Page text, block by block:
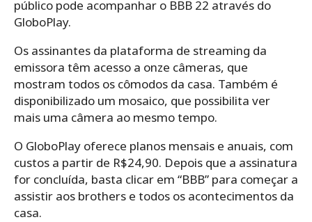
público pode acompanhar o BBB 22 através do
GloboPlay.
Os assinantes da plataforma de streaming da
emissora têm acesso a onze câmeras, que
mostram todos os cômodos da casa. Também é
disponibilizado um mosaico, que possibilita ver
mais uma câmera ao mesmo tempo.
O GloboPlay oferece planos mensais e anuais, com
custos a partir de R$24,90. Depois que a assinatura
for concluída, basta clicar em “BBB” para começar a
assistir aos brothers e todos os acontecimentos da
casa.